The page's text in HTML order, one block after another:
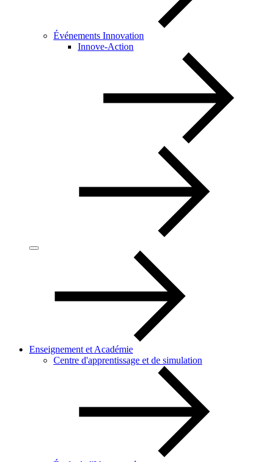
Événements Innovation
Innove-Action
Enseignement et Académie
Centre d'apprentissage et de simulation